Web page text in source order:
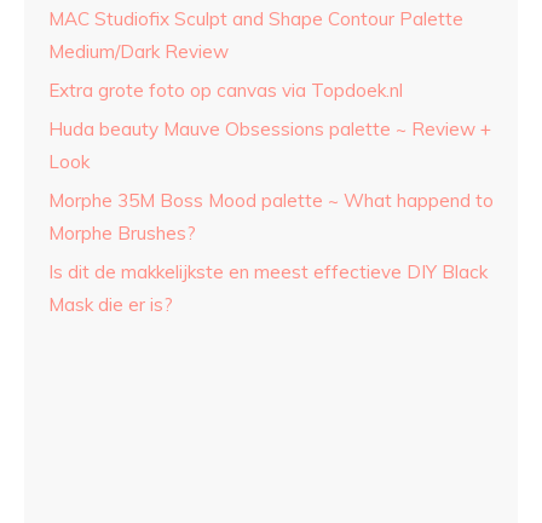
MAC Studiofix Sculpt and Shape Contour Palette
Medium/Dark Review
Extra grote foto op canvas via Topdoek.nl
Huda beauty Mauve Obsessions palette ~ Review +
Look
Morphe 35M Boss Mood palette ~ What happend to
Morphe Brushes?
Is dit de makkelijkste en meest effectieve DIY Black
Mask die er is?